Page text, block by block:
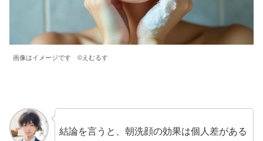
画像はイメージです ©️えむるす
結論を言うと、朝洗顔の効果は個人差がある